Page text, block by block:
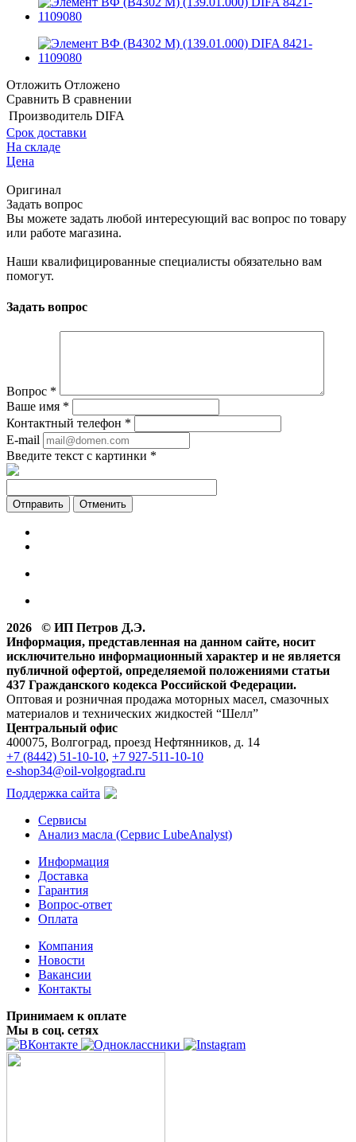
Отложить Отложено
Сравнить В сравнении
Производитель DIFA
Срок доставки
На складе
Цена
Оригинал
Задать вопрос
Вы можете задать любой интересующий вас вопрос по товару
или работе магазина.
Наши квалифицированные специалисты обязательно вам
помогут.
Задать вопрос
Вопрос *
Ваше имя *
Контактный телефон *
E-mail
Введите текст с картинки *
Отменить
2026 © ИП Петров Д.Э.
Информация, представленная на данном сайте, носит
исключительно информационный характер и не является
публичной офертой, определяемой положениями статьи
437 Гражданского кодекса Российской Федерации.
Оптовая и розничная продажа моторных масел, смазочных
материалов и технических жидкостей “Шелл”
Центральный офис
400075, Волгоград, проезд Нефтянников, д. 14
+7 (8442) 51-10-10, +7 927-511-10-10
e-shop34@oil-volgograd.ru
Поддержка сайта
Сервисы
Анализ масла (Сервис LubeAnalyst)
Информация
Доставка
Гарантия
Вопрос-ответ
Оплата
Компания
Новости
Вакансии
Контакты
Принимаем к оплате
Мы в соц. сетях